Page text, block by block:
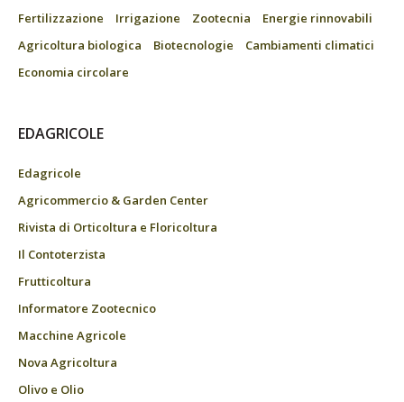
Fertilizzazione
Irrigazione Zootecnia
Energie rinnovabili
Agricoltura biologica
Biotecnologie
Cambiamenti climatici
Economia circolare
EDAGRICOLE
Edagricole
Agricommercio & Garden Center
Rivista di Orticoltura e Floricoltura
Il Contoterzista
Frutticoltura
Informatore Zootecnico
Macchine Agricole
Nova Agricoltura
Olivo e Olio